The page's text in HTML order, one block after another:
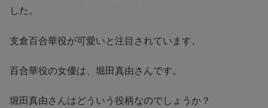
した。
支倉百合華役が可愛いと注目されています。
百合華役の女優は、堀田真由さんです。
堀田真由さんはどういう役柄なのでしょうか？